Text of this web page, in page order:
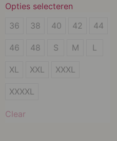
Opties selecteren
S
M
36 38 40 42 44
46 48 S M L
XL XXL XXXL
XXXXL
Clear